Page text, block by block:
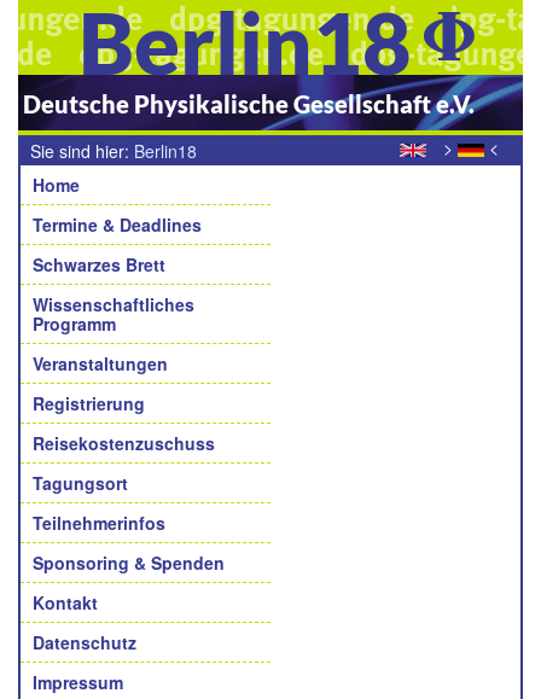
Berlin18
Deutsche Physikalische Gesellschaft e.V.
> <
Sie sind hier: Berlin18
Navigation
Home
Termine & Deadlines
Schwarzes Brett
Wissenschaftliches
Programm
Veranstaltungen
Registrierung
Reisekostenzuschuss
Tagungsort
Teilnehmerinfos
Sponsoring & Spenden
Kontakt
Datenschutz
Impressum